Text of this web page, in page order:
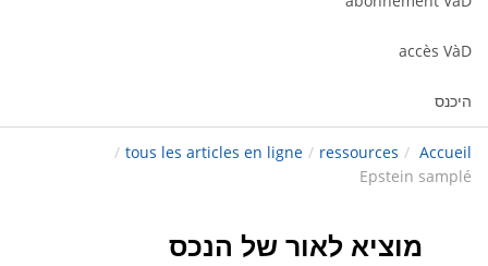
accès VàD
היכנס
Accueil
/
ressources
/
tous les articles en ligne
/
Epstein samplé
מוציא לאור של הנכס